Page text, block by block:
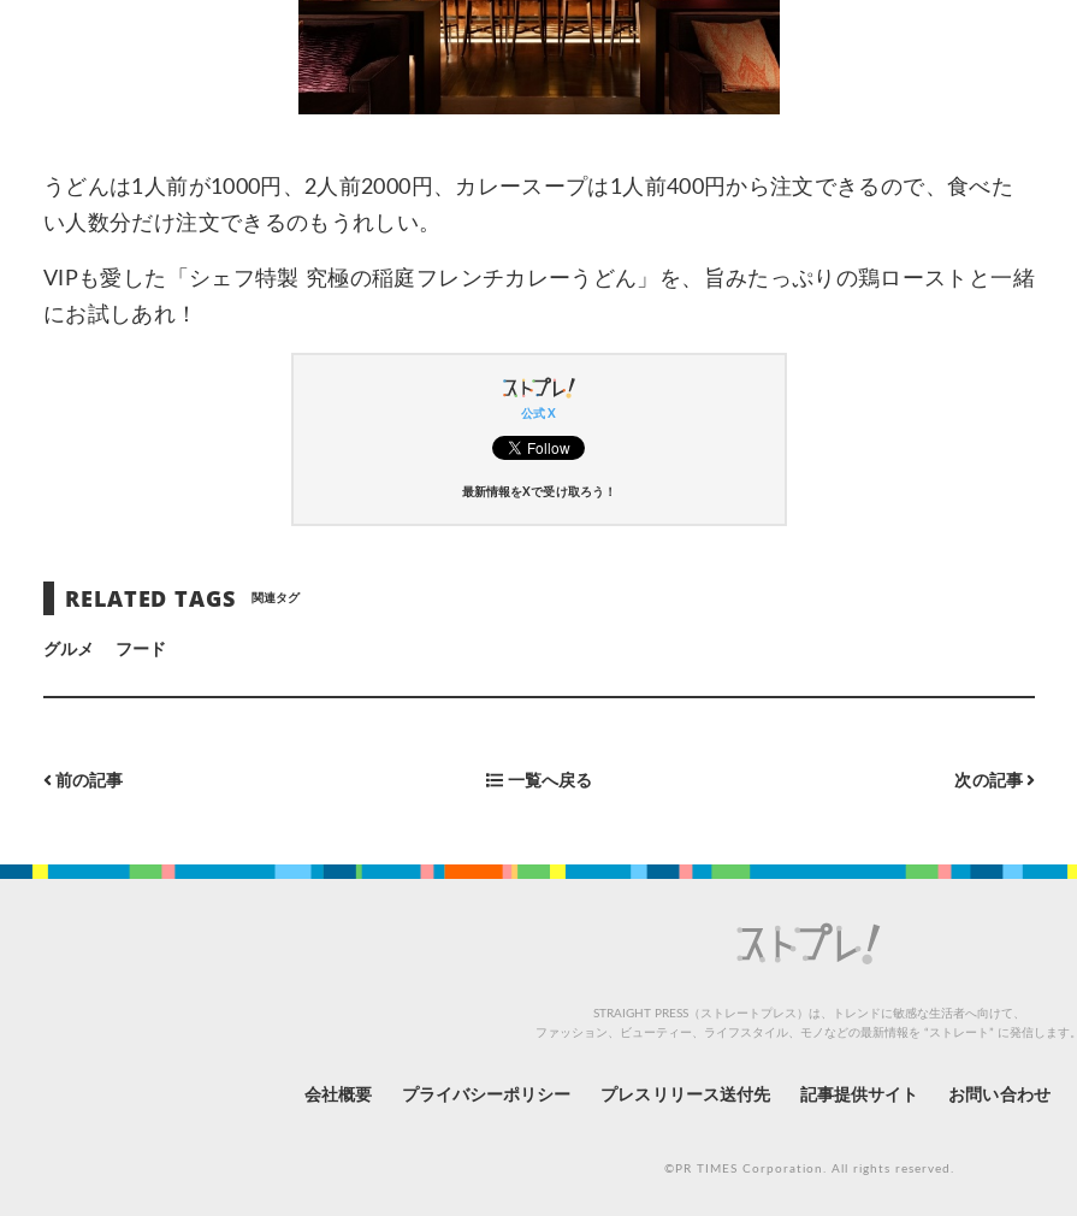
うどんは1人前が1000円、2人前2000円、カレースープは1人前400円から注文できるので、食べた
い人数分だけ注文できるのもうれしい。
VIPも愛した「シェフ特製 究極の稲庭フレンチカレーうどん」を、旨みたっぷりの鶏ローストと一緒
にお試しあれ！
公式 X
最新情報をXで受け取ろう！
RELATED TAGS 関連タグ
グルメ フード
前の記事 一覧へ戻る 次の記事
STRAIGHT PRESS（ストレートプレス）は、トレンドに敏感な生活者へ向けて、
ファッション、ビューティー、ライフスタイル、モノなどの最新情報を “ストレート” に発信します。
会社概要 プライバシーポリシー プレスリリース送付先 記事提供サイト お問い合わせ
©PR TIMES Corporation. All rights reserved.